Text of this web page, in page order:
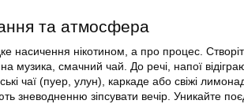
та атмосфера
насичення нікотином, а про процес.
музика, смачний чай. До речі, напої
чаї (пуер, улун), каркаде або свіжі
зневодненню зіпсувати вечір. Уникайте